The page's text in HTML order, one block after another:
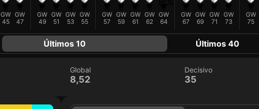
GW
45
GW
47
GW
49
GW
51
GW
53
GW
55
GW
57
GW
59
GW
61
GW
62
GW
64
GW
67
GW
69
GW
71
GW
73
GW
75
Últimos 10 Últimos 40
Global
8,52
Decisivo
35